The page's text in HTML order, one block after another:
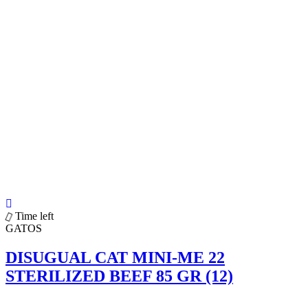
Time left
GATOS
DISUGUAL CAT MINI-ME 22
STERILIZED BEEF 85 GR (12)